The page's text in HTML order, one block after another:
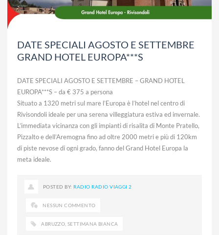
DATE SPECIALI AGOSTO E SETTEMBRE
GRAND HOTEL EUROPA***S
DATE SPECIALI AGOSTO E SETTEMBRE – GRAND HOTEL
EUROPA***S – da € 375 a persona
Situato a 1320 metri sul mare l’Europa è l’hotel nel centro di
Rivisondoli ideale per una serena villeggiatura estiva ed invernale.
L’immediata vicinanza con gli impianti di risalita di Monte Pratello,
Pizzalto e dell’Aremogna fino ad oltre 2000 metri e più di 120km
di piste nevose di ogni grado, fanno del Grand Hotel Europa la
meta ideale.
POSTED BY: RADIO RADIO VIAGGI 2
NESSUN COMMENTO
ABRUZZO ,SETTIMANA BIANCA